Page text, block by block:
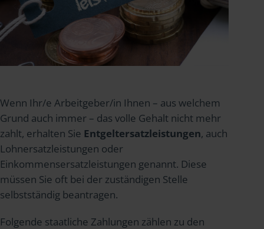
Wenn Ihr/e Arbeitgeber/in Ihnen – aus welchem
Grund auch immer – das volle Gehalt nicht mehr
zahlt, erhalten Sie Entgeltersatzleistungen, auch
Lohnersatzleistungen oder
Einkommensersatzleistungen genannt. Diese
müssen Sie oft bei der zuständigen Stelle
selbstständig beantragen.
Folgende staatliche Zahlungen zählen zu den